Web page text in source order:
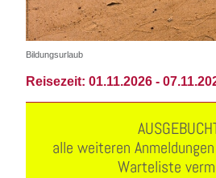
Bildungsurlaub
Reisezeit: 01.11.2026 -
alle weiteren
Warteliste